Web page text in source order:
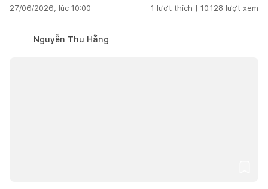
27/06/2026, lúc 10:00 1 lượt thích | 10.128 lượt xem
Nguyễn Thu Hằng